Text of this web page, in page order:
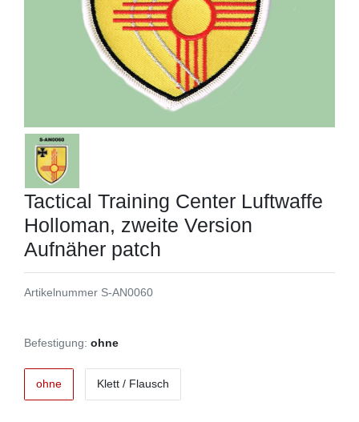
Tactical Training Center Luftwaffe
Holloman, zweite Version
Aufnäher patch
Artikelnummer S-AN0060
Befestigung: ohne
ohne Klett / Flausch